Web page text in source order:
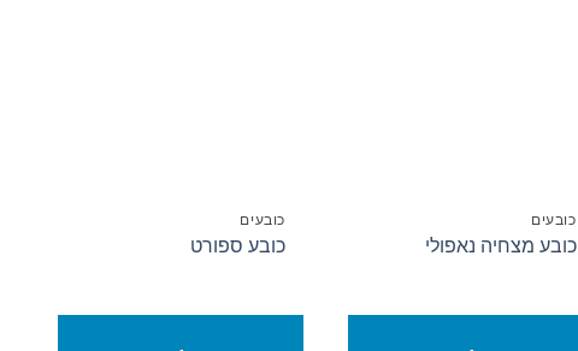
כובעים
כובע מצחיה נאפולי
כובעים
כובע ספורט